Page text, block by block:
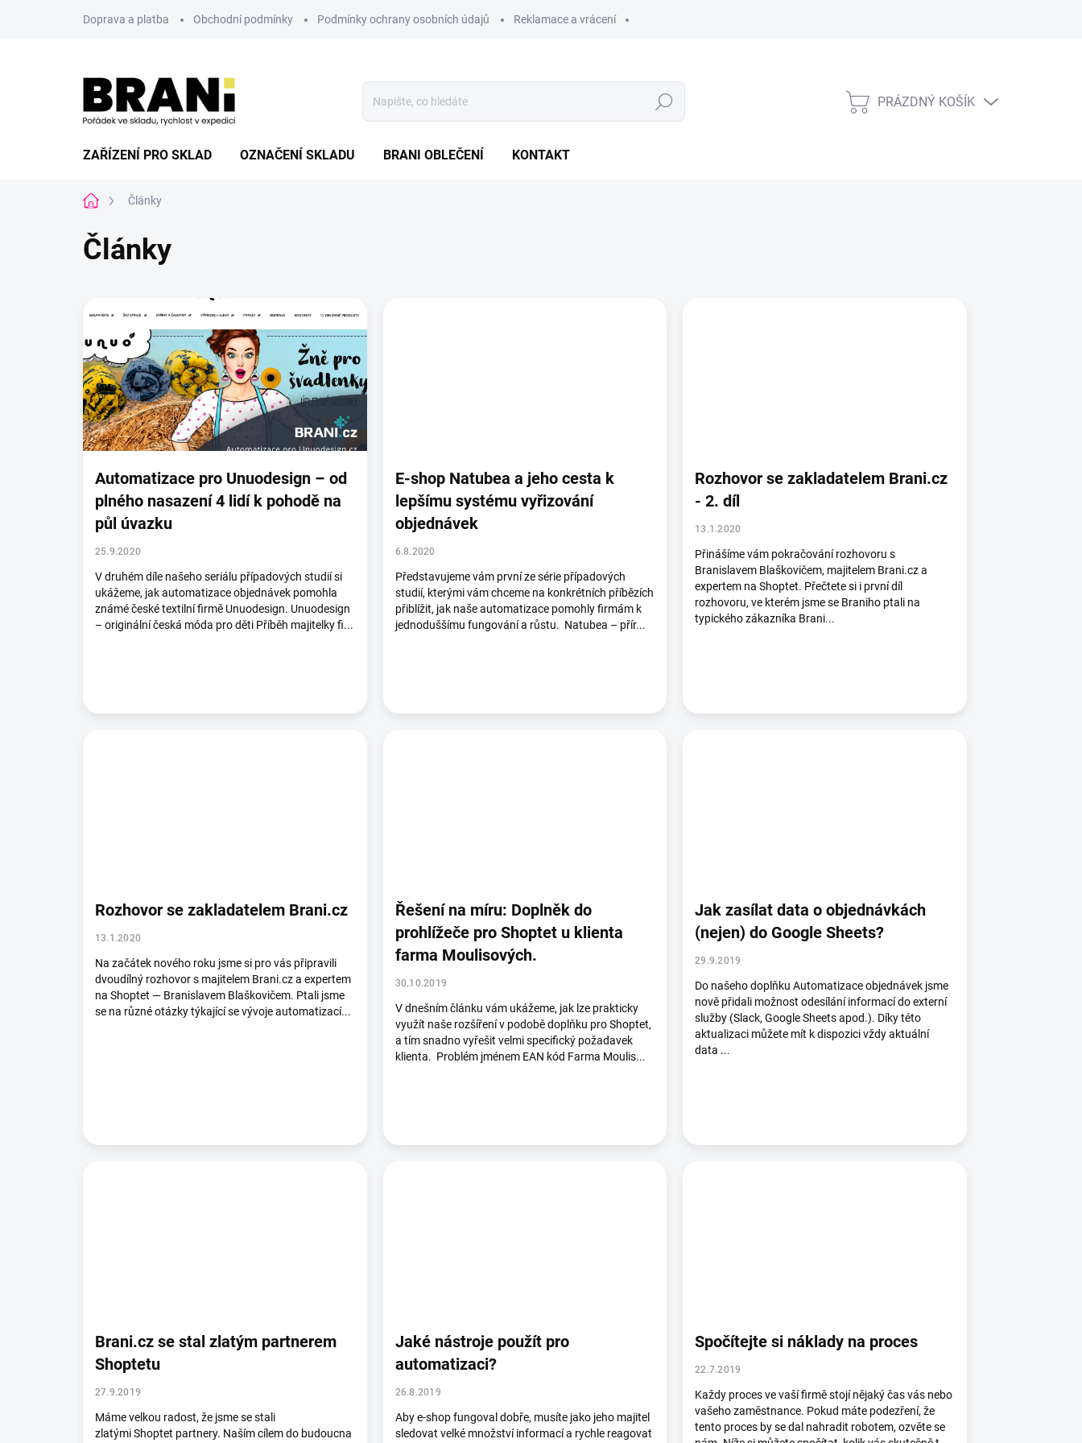
Doprava a platba Obchodní podmínky Podmínky ochrany osobních údajů Reklamace a vrácení
Hledat
NÁKUPNÍ
PRÁZDNÝ KOŠÍK
ZAŘÍZENÍ PRO SKLAD OZNAČENÍ SKLADU BRANI OBLEČENÍ KONTAKT
Domů Články
Články
ý
i
s
č
l
á
n
k
Automatizace pro Unuodesign – od
plného nasazení 4 lidí k pohodě na
půl úvazku
25.9.2020
V druhém díle našeho seriálu případových studií si
ukážeme, jak automatizace objednávek pomohla
známé české textilní firmě Unuodesign. Unuodesign
– originální česká móda pro děti Příběh majitelky fi...
E-shop Natubea a jeho cesta k
lepšímu systému vyřizování
objednávek
6.8.2020
Představujeme vám první ze série případových
studií, kterými vám chceme na konkrétních příbězích
přiblížit, jak naše automatizace pomohly firmám k
jednoduššímu fungování a růstu. Natubea – přír...
Rozhovor se zakladatelem Brani.cz
- 2. díl
13.1.2020
Přinášíme vám pokračování rozhovoru s
Branislavem Blaškovičem, majitelem Brani.cz a
expertem na Shoptet. Přečtete si i první díl
rozhovoru, ve kterém jsme se Braniho ptali na
typického zákazníka Brani...
Rozhovor se zakladatelem Brani.cz
13.1.2020
Na začátek nového roku jsme si pro vás připravili
dvoudílný rozhovor s majitelem Brani.cz a expertem
na Shoptet — Branislavem Blaškovičem. Ptali jsme
se na různé otázky týkající se vývoje automatizací...
Řešení na míru: Doplněk do
prohlížeče pro Shoptet u klienta
farma Moulisových.
30.10.2019
V dnešním článku vám ukážeme, jak lze prakticky
využít naše rozšíření v podobě doplňku pro Shoptet,
a tím snadno vyřešit velmi specifický požadavek
klienta. Problém jménem EAN kód Farma Moulis...
Jak zasílat data o objednávkách
(nejen) do Google Sheets?
29.9.2019
Do našeho doplňku Automatizace objednávek jsme
nově přidali možnost odesílání informací do externí
služby (Slack, Google Sheets apod.). Díky této
aktualizaci můžete mít k dispozici vždy aktuální
data ...
Brani.cz se stal zlatým partnerem
Shoptetu
27.9.2019
Máme velkou radost, že jsme se stali
zlatými Shoptet partnery. Naším cílem do budoucna
Jaké nástroje použít pro
automatizaci?
26.8.2019
Aby e-shop fungoval dobře, musíte jako jeho majitel
sledovat velké množství informací a rychle reagovat
Spočítejte si náklady na proces
22.7.2019
Každy proces ve vaší firmě stojí nějaký čas vás nebo
vašeho zaměstnance. Pokud máte podezření, že
tento proces by se dal nahradit robotem, ozvěte se